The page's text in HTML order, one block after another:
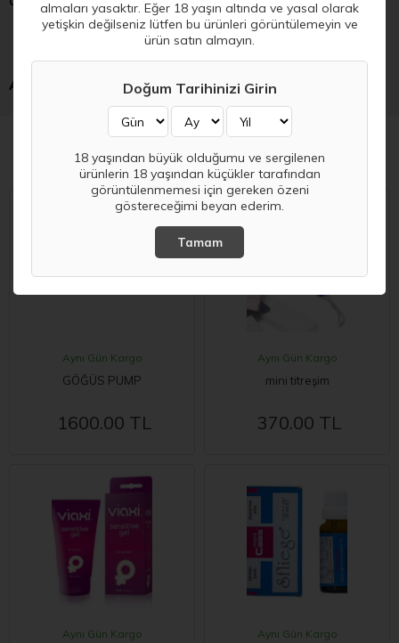
almaları yasaktır. Eğer 18 yaşın altında ve yasal olarak
yetişkin değilseniz lütfen bu ürünleri görüntülemeyin ve
ürün satın almayın.
Doğum Tarihinizi Girin
18 yaşından büyük olduğumu ve sergilenen
ürünlerin 18 yaşından küçükler tarafından
görüntülenmemesi için gereken özeni
göstereceğimi beyan ederim.
ARAMALAR :
Bu Ürüne Bakanlar Bunları da İnceledi
Aynı Gün Kargo
GÖĞÜS PUMP
1600.00 TL
Aynı Gün Kargo
mini titreşim
370.00 TL
Aynı Gün Kargo Aynı Gün Kargo